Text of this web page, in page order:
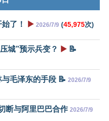
了！ ▶️ 2026/7/9 (45,975次)
城”预示兵变？ ▶️ 📝
毛泽东的手段 📝 2026/7/9
断与阿里巴巴合作 2026/7/9